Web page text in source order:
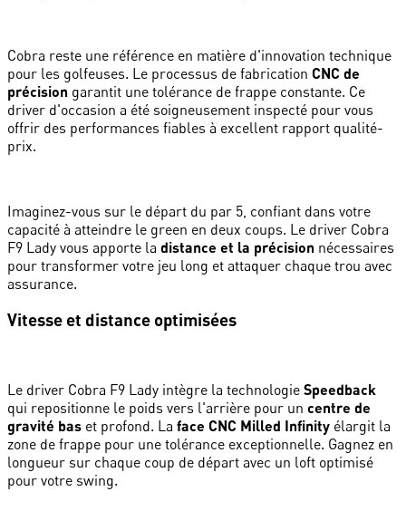
Cobra reste une référence en matière d'innovation technique
pour les golfeuses. Le processus de fabrication CNC de
précision garantit une tolérance de frappe constante. Ce
driver d'occasion a été soigneusement inspecté pour vous
offrir des performances fiables à excellent rapport qualité-
prix.
Imaginez-vous sur le départ du par 5, confiant dans votre
capacité à atteindre le green en deux coups. Le driver Cobra
F9 Lady vous apporte la distance et la précision nécessaires
pour transformer votre jeu long et attaquer chaque trou avec
assurance.
Vitesse et distance optimisées
Le driver Cobra F9 Lady intègre la technologie Speedback
qui repositionne le poids vers l'arrière pour un centre de
gravité bas et profond. La face CNC Milled Infinity élargit la
zone de frappe pour une tolérance exceptionnelle. Gagnez en
longueur sur chaque coup de départ avec un loft optimisé
pour votre swing.